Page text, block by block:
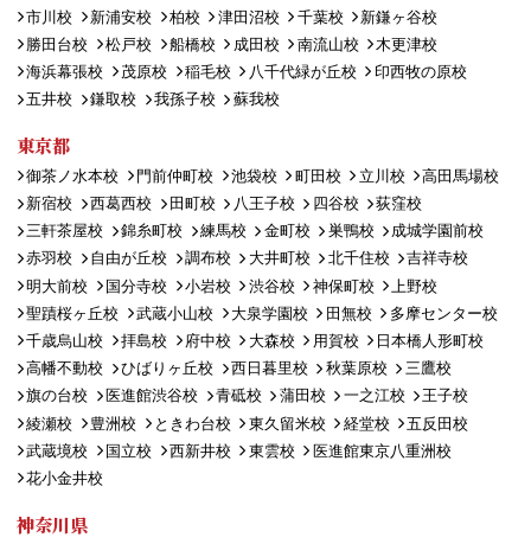
市川校 新浦安校 柏校 津田沼校 千葉校
新鎌ヶ谷校
勝田台校
松戸校 船橋校 成田校 南流山校
木更津校
海浜幕張校
茂原校 稲毛校 八千代緑が丘校
印西牧の原校
五井校
鎌取校 我孫子校 蘇我校
東京都
御茶ノ水本校 門前仲町校 池袋校 町田校 立川校
高田馬場校
新宿校
西葛西校 田町校 八王子校 四谷校
荻窪校
三軒茶屋校
錦糸町校 練馬校 金町校 巣鴨校
成城学園前校
赤羽校
自由が丘校 調布校 大井町校 北千住校
吉祥寺校
明大前校
国分寺校 小岩校 渋谷校 神保町校
上野校
聖蹟桜ヶ丘校
武蔵小山校 大泉学園校 田無校
多摩センター校
千歳烏山校
拝島校 府中校 大森校 用賀校
日本橋人形町校
高幡不動校
ひばりヶ丘校 西日暮里校 秋葉原校
三鷹校
旗の台校
医進館渋谷校 青砥校 蒲田校 一之江校
王子校
綾瀬校
豊洲校 ときわ台校 東久留米校 経堂校
五反田校
武蔵境校
国立校 西新井校 東雲校
医進館東京八重洲校
花小金井校
神奈川県